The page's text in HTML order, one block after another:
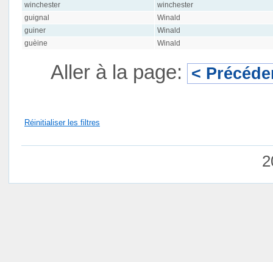
winchester
winchester
guignal
Winald
guiner
Winald
guèine
Winald
Aller à la page: <
Réinitialiser les filtres